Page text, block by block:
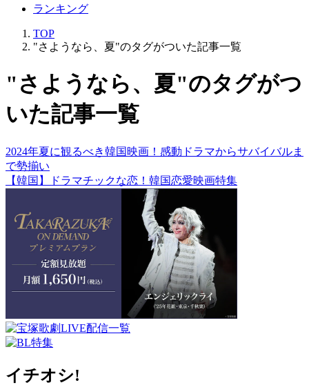
ランキング
TOP
"さようなら、夏"のタグがついた記事一覧
"さようなら、夏"のタグがつ
いた記事一覧
2024年夏に観るべき韓国映画！感動ドラマからサバイバルま
で勢揃い
【韓国】ドラマチックな恋！韓国恋愛映画特集
イチオシ!